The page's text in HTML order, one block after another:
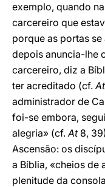
exemplo, quando
carcereiro que
porque as portas
depois anuncia-lhe
carcereiro, diz a
ter acreditado (cf.At
administrador de
foi-se embora,
alegria» (cf.At8,
Ascensão: os
a Bíblia, «cheios de
plenitude da